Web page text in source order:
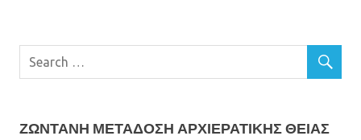
ΖΩΝΤΑΝΗ ΜΕΤΆΔΟΣΗ ΑΡΧΙΕΡΑΤΙΚΗΣ ΘΕΙΑΣ